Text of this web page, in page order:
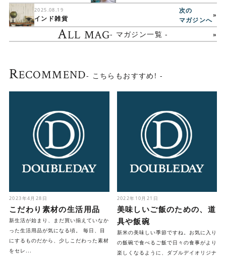
ALL MAG- マガジン一覧 -
2025.08.19
インド雑貨
次の
マガジンへ
»
RECOMMEND- こちらもおすすめ! -
2023年4月28日
こだわり素材の生活用品
新生活が始まり、まだ買い揃えていなか
った生活用品が気になる頃。 毎日、目
にするものだから、少しこだわった素材
をセレ...
2022年10月21日
美味しいご飯のための、道
具や飯碗
新米の美味しい季節ですね。お気に入り
の飯碗で食べるご飯で日々の食事がより
楽しくなるように、ダブルデイオリジナ